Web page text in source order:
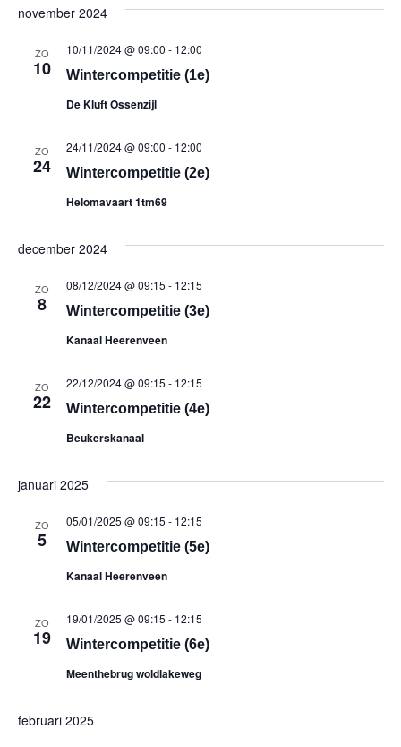
november 2024
ZO
10 Wintercompetitie (1e)
10/11/2024 @ 09:00 - 12:00
De Kluft Ossenzijl
ZO
24 Wintercompetitie (2e)
24/11/2024 @ 09:00 - 12:00
Helomavaart 1tm69
december 2024
ZO
8 Wintercompetitie (3e)
08/12/2024 @ 09:15 - 12:15
Kanaal Heerenveen
ZO
22 Wintercompetitie (4e)
22/12/2024 @ 09:15 - 12:15
Beukerskanaal
januari 2025
ZO
5 Wintercompetitie (5e)
05/01/2025 @ 09:15 - 12:15
Kanaal Heerenveen
ZO
19 Wintercompetitie (6e)
19/01/2025 @ 09:15 - 12:15
Meenthebrug woldlakeweg
februari 2025